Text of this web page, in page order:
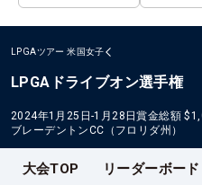
LPGAツアー 米国女子
LPGAドライブオン選手権
2024年1月25日-1月28日賞金総額
ブレーデントンCC（フロリダ州）
大会TOP リーダーボード